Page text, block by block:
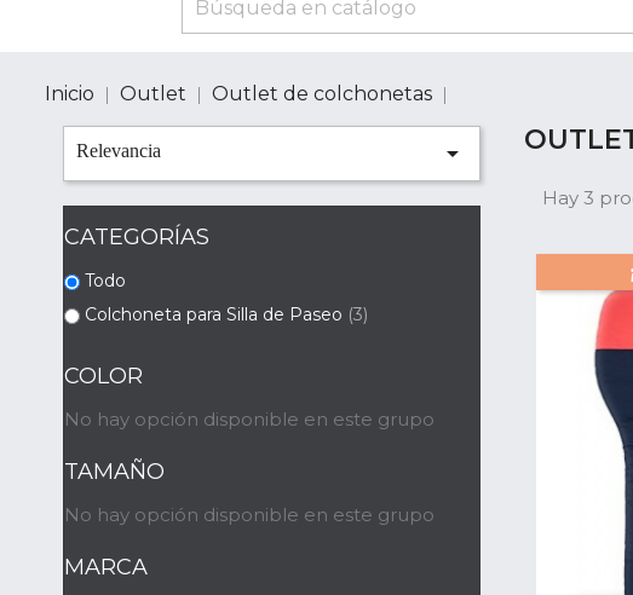
Inicio Outlet Outlet de colchonetas
Relevancia 
CATEGORÍAS
Todo
Colchoneta para Silla de Paseo (3)
COLOR
No hay opción disponible en este grupo
TAMAÑO
No hay opción disponible en este grupo
MARCA
Hay 3